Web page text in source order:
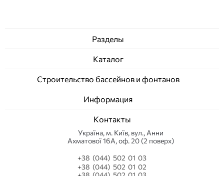
Разделы
Каталог
Строительство бассейнов и фонтанов
Информация
Контакты
Українa, м. Київ, вул., Анни
Ахматової 16А, оф. 20 (2 поверх)
+38 (044) 502 01 03
+38 (044) 502 01 02